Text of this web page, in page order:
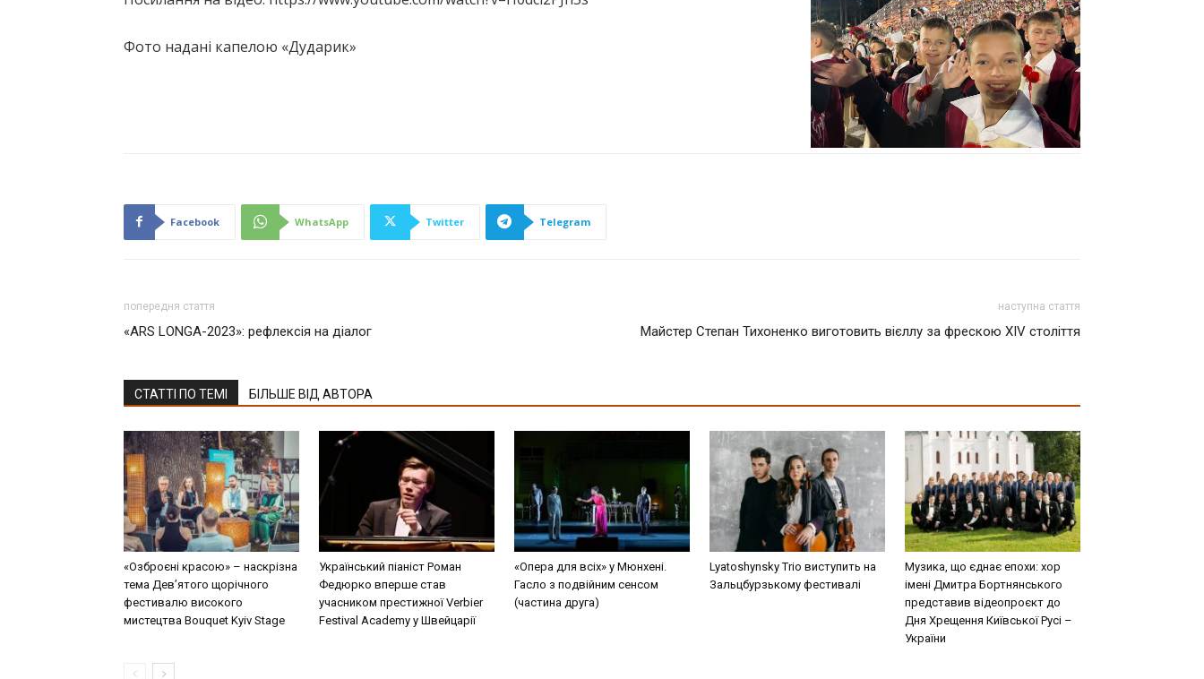
Фото надані капелою «Дударик»
Facebook WhatsApp Twitter Telegram
попередня стаття
«ARS LONGA-2023»: рефлексія на діалог
наступна стаття
Майстер Степан Тихоненко виготовить вієллу за фрескою XIV століття
СТАТТІ ПО ТЕМІ БІЛЬШЕ ВІД АВТОРА
«Озброєні красою» – наскрізна
тема Дев’ятого щорічного
фестивалю високого
мистецтва Bouquet Kyiv Stage
Український піаніст Роман
Федюрко вперше став
учасником престижної Verbier
Festival Academy у Швейцарії
«Опера для всіх» у Мюнхені.
Гасло з подвійним сенсом
(частина друга)
Lyatoshynsky Trio виступить на
Зальцбурзькому фестивалі
Музика, що єднає епохи: хор
імені Дмитра Бортнянського
представив відеопроєкт до
Дня Хрещення Київської Русі –
України